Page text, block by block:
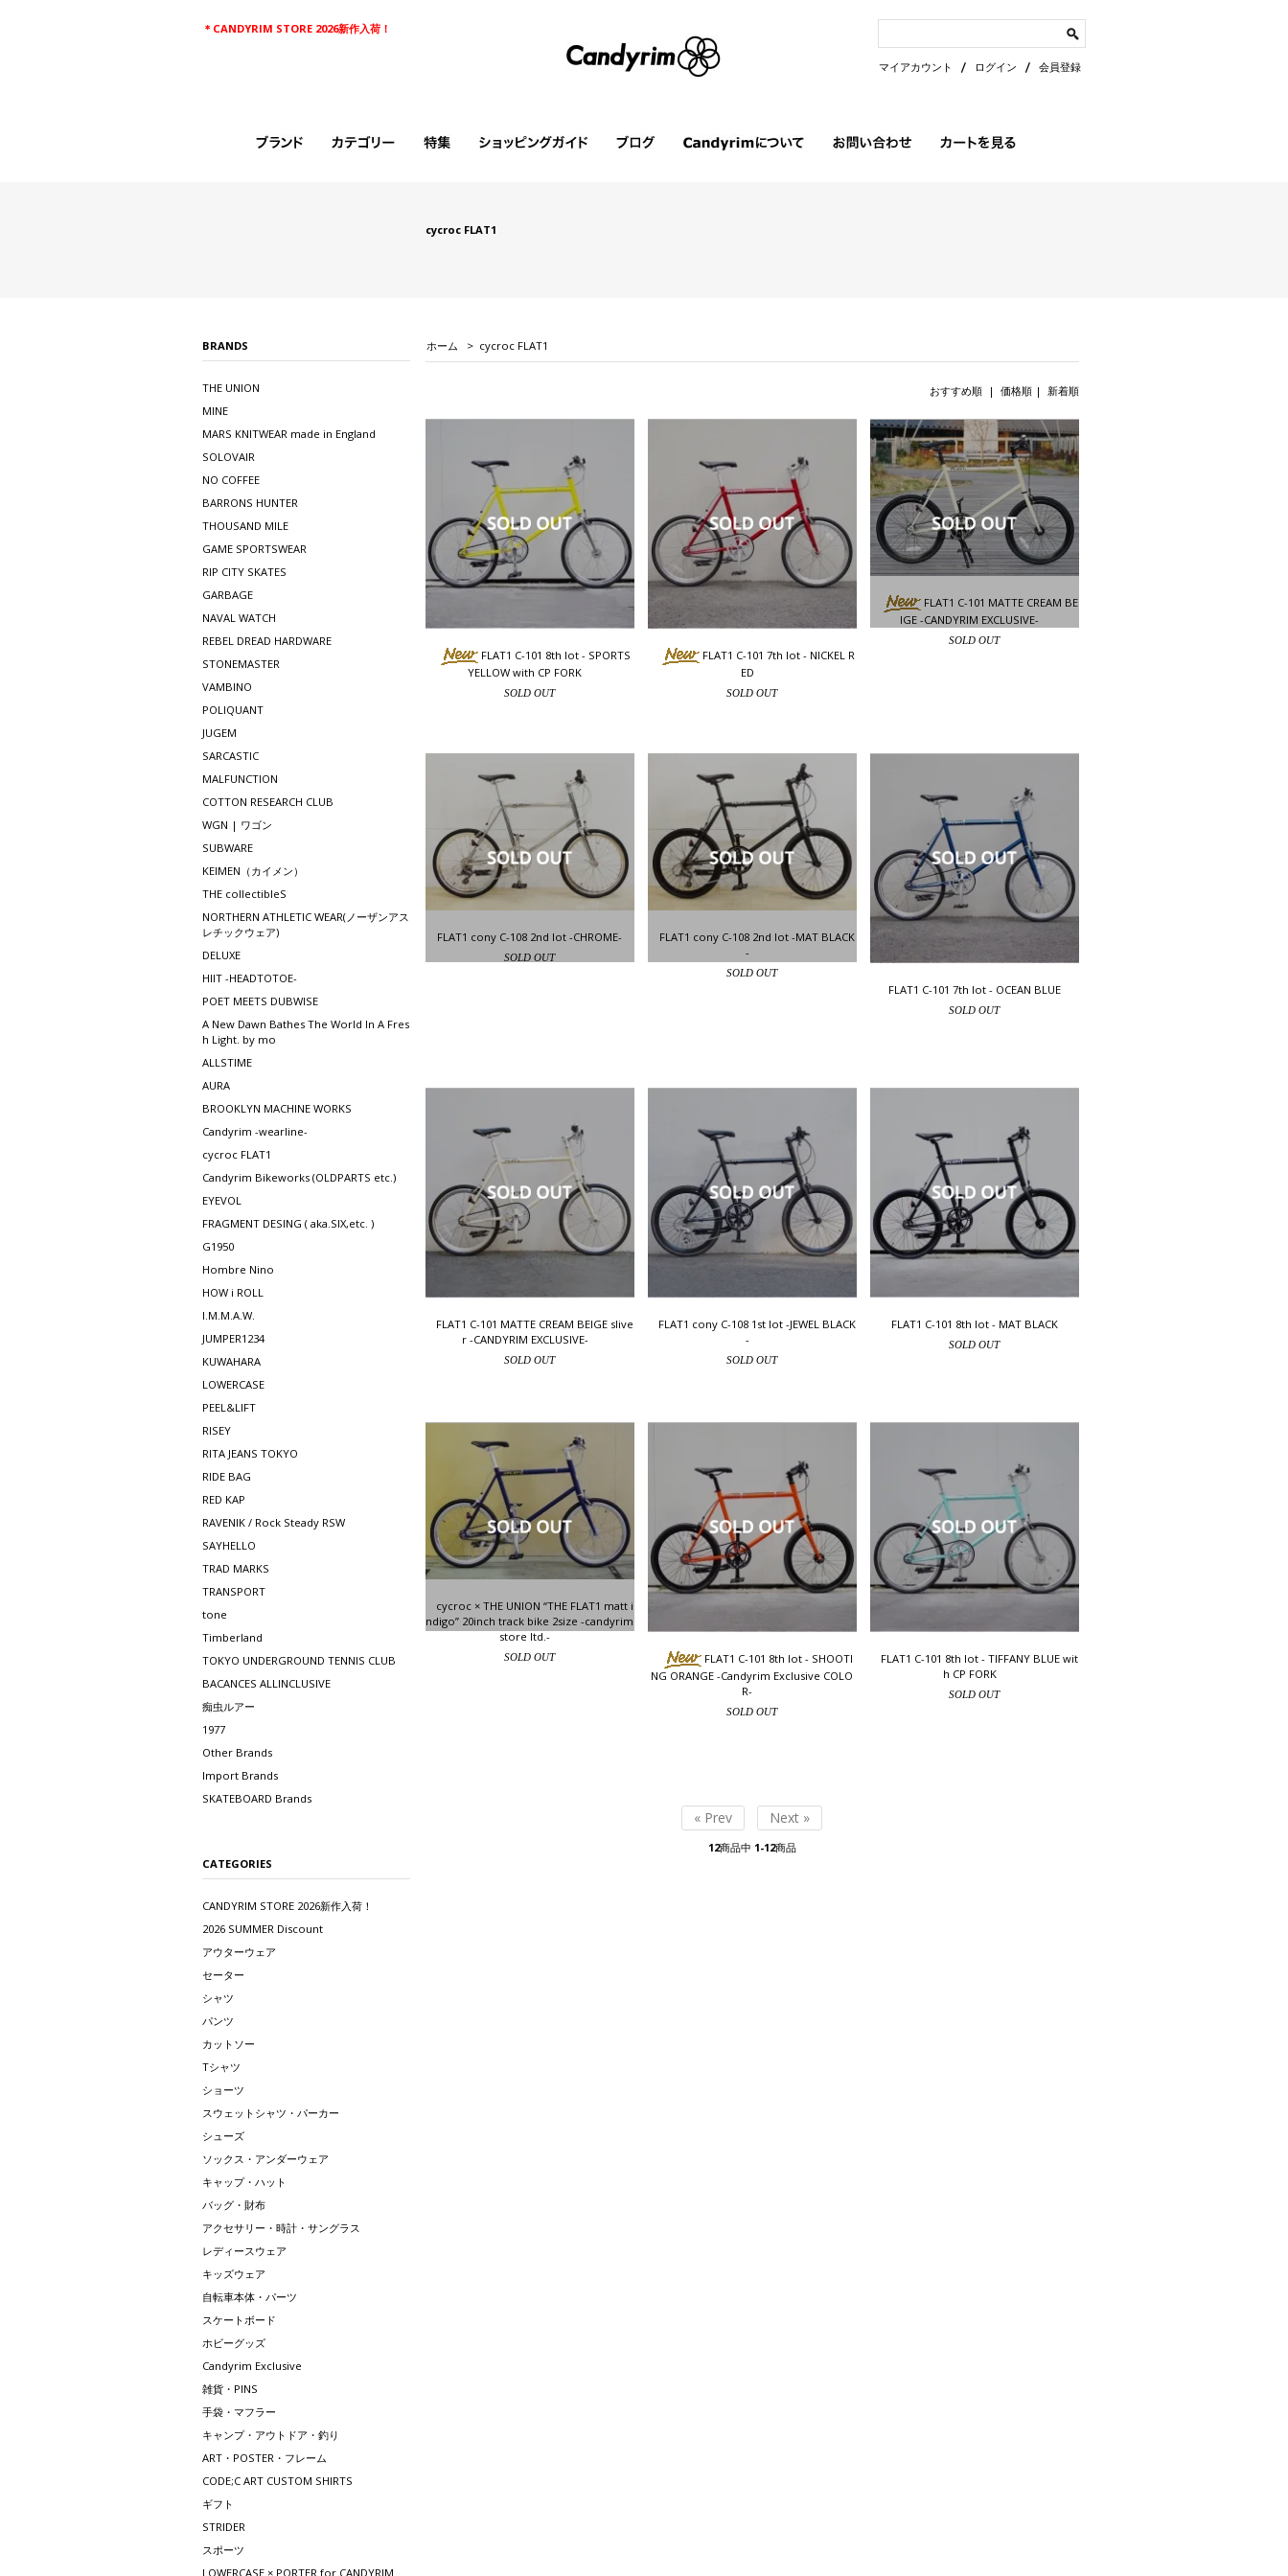
＊CANDYRIM STORE 2026新作入荷！
マイアカウント ログイン 会員登録
cycroc FLAT1
ホーム > cycroc FLAT1
おすすめ順 | 価格順| 新着順
FLAT1 C-101 8th lot - SPORTS
YELLOW with CP FORK
SOLD OUT
FLAT1 C-101 7th lot - NICKEL R
ED
SOLD OUT
FLAT1 C-101 MATTE CREAM BE
IGE -CANDYRIM EXCLUSIVE-
SOLD OUT
FLAT1 cony C-108 2nd lot -CHROME-
SOLD OUT
FLAT1 cony C-108 2nd lot -MAT BLACK
-
SOLD OUT
FLAT1 C-101 7th lot - OCEAN BLUE
SOLD OUT
FLAT1 C-101 MATTE CREAM BEIGE slive
r -CANDYRIM EXCLUSIVE-
SOLD OUT
FLAT1 cony C-108 1st lot -JEWEL BLACK
-
SOLD OUT
FLAT1 C-101 8th lot - MAT BLACK
SOLD OUT
cycroc × THE UNION “THE FLAT1 matt i
ndigo” 20inch track bike 2size -candyrim
store ltd.-
SOLD OUT
FLAT1 C-101 8th lot - SHOOTI
NG ORANGE -Candyrim Exclusive COLO
R-
SOLD OUT
FLAT1 C-101 8th lot - TIFFANY BLUE wit
h CP FORK
SOLD OUT
« Prev Next »
12商品中 1-12商品
BRANDS
THE UNION
MINE
MARS KNITWEAR made in England
SOLOVAIR
NO COFFEE
BARRONS HUNTER
THOUSAND MILE
GAME SPORTSWEAR
RIP CITY SKATES
GARBAGE
NAVAL WATCH
REBEL DREAD HARDWARE
STONEMASTER
VAMBINO
POLIQUANT
JUGEM
SARCASTIC
MALFUNCTION
COTTON RESEARCH CLUB
WGN | ワゴン
SUBWARE
KEIMEN（カイメン）
THE collectibleS
NORTHERN ATHLETIC WEAR(ノーザンアス
レチックウェア)
DELUXE
HIIT -HEADTOTOE-
POET MEETS DUBWISE
A New Dawn Bathes The World In A Fres
h Light. by mo
ALLSTIME
AURA
BROOKLYN MACHINE WORKS
Candyrim -wearline-
cycroc FLAT1
Candyrim Bikeworks (OLDPARTS etc.)
EYEVOL
FRAGMENT DESING ( aka.SIX,etc. )
G1950
Hombre Nino
HOW i ROLL
I.M.M.A.W.
JUMPER1234
KUWAHARA
LOWERCASE
PEEL&LIFT
RISEY
RITA JEANS TOKYO
RIDE BAG
RED KAP
RAVENIK / Rock Steady RSW
SAYHELLO
TRAD MARKS
TRANSPORT
tone
Timberland
TOKYO UNDERGROUND TENNIS CLUB
BACANCES ALLINCLUSIVE
痴虫ルアー
1977
Other Brands
Import Brands
SKATEBOARD Brands
CATEGORIES
CANDYRIM STORE 2026新作入荷！
2026 SUMMER Discount
アウターウェア
セーター
シャツ
パンツ
カットソー
Tシャツ
ショーツ
スウェットシャツ・パーカー
シューズ
ソックス・アンダーウェア
キャップ・ハット
バッグ・財布
アクセサリー・時計・サングラス
レディースウェア
キッズウェア
自転車本体・パーツ
スケートボード
ホビーグッズ
Candyrim Exclusive
雑貨・PINS
手袋・マフラー
キャンプ・アウトドア・釣り
ART・POSTER・フレーム
CODE;C ART CUSTOM SHIRTS
ギフト
STRIDER
スポーツ
LOWERCASE × PORTER for CANDYRIM